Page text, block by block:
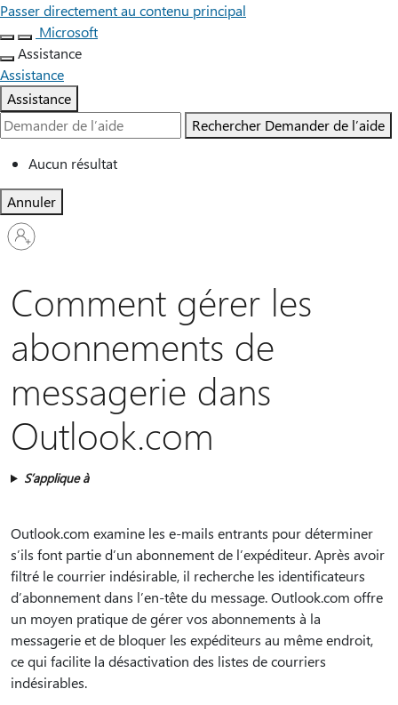
Passer directement au contenu principal
Microsoft
Assistance
Assistance
Assistance
Rechercher Demander de l’aide
Aucun résultat
Annuler
Connectez-
vous
compte
Comment gérer les
abonnements de
messagerie dans
Outlook.com
S’applique à
Outlook.com examine les e-mails entrants pour déterminer
s’ils font partie d’un abonnement de l’expéditeur. Après avoir
filtré le courrier indésirable, il recherche les identificateurs
d’abonnement dans l’en-tête du message. Outlook.com offre
un moyen pratique de gérer vos abonnements à la
messagerie et de bloquer les expéditeurs au même endroit,
ce qui facilite la désactivation des listes de courriers
indésirables.